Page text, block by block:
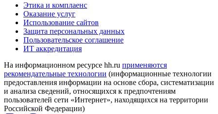
Этика и комплаенс
Оказание услуг
Использование сайтов
Защита персональных данных
Пользовательское соглашение
ИТ аккредитация
На информационном ресурсе hh.ru применяются
рекомендательные технологии (информационные технологии
предоставления информации на основе сбора, систематизации
и анализа сведений, относящихся к предпочтениям
пользователей сети «Интернет», находящихся на территории
Российской Федерации)